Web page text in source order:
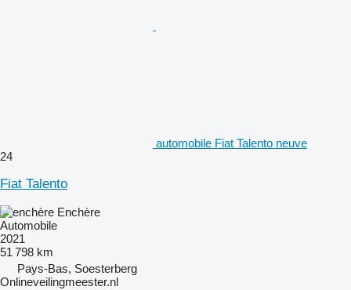
automobile Fiat Talento neuve
24
Fiat Talento
Enchère
Automobile
2021
51 798 km
Pays-Bas, Soesterberg
Onlineveilingmeester.nl